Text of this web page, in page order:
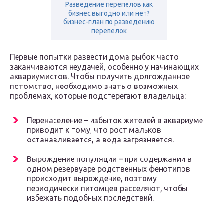
Разведение перепелов как
бизнес выгодно или нет?
бизнес-план по разведению
перепелок
Первые попытки развести дома рыбок часто
заканчиваются неудачей, особенно у начинающих
аквариумистов. Чтобы получить долгожданное
потомство, необходимо знать о возможных
проблемах, которые подстерегают владельца:
Перенаселение – избыток жителей в аквариуме
приводит к тому, что рост мальков
останавливается, а вода загрязняется.
Вырождение популяции – при содержании в
одном резервуаре родственных фенотипов
происходит вырождение, поэтому
периодически питомцев расселяют, чтобы
избежать подобных последствий.